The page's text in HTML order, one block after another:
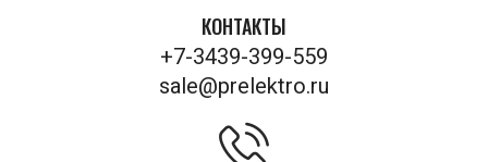
КОНТАКТЫ
+7-3439-399-559
sale@prelektro.ru